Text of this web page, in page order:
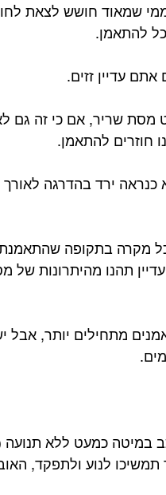
שמאוד חושש לצאת
להתאמן.⁣
עדיין זזים.⁣
שריר, אם כי זה גם
חוזרים להתאמן.
ירד בהדרגה לאורך
מקרה בתקופה
תהנו מהיתרונות
מתחילים יותר,
במיטה כמעט ללא תנועה
לנוע ולתפקד,